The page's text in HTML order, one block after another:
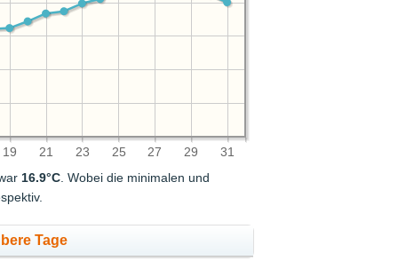
19 21 23 25 27 29 31
16.9°C. Wobei die minimalen und
Tage